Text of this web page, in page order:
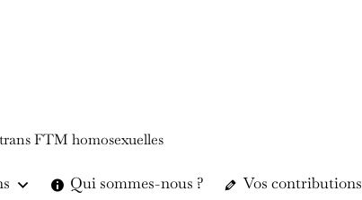
FTM homosexuelles
Qui sommes-nous ? Vos contributions